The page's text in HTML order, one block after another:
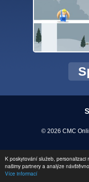
K poskytování služeb, personalizaci
našimy partnery a analýze
Více informací
© 2026 CMC